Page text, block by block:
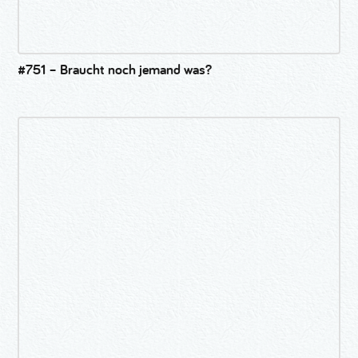
#751 – Braucht noch jemand was?